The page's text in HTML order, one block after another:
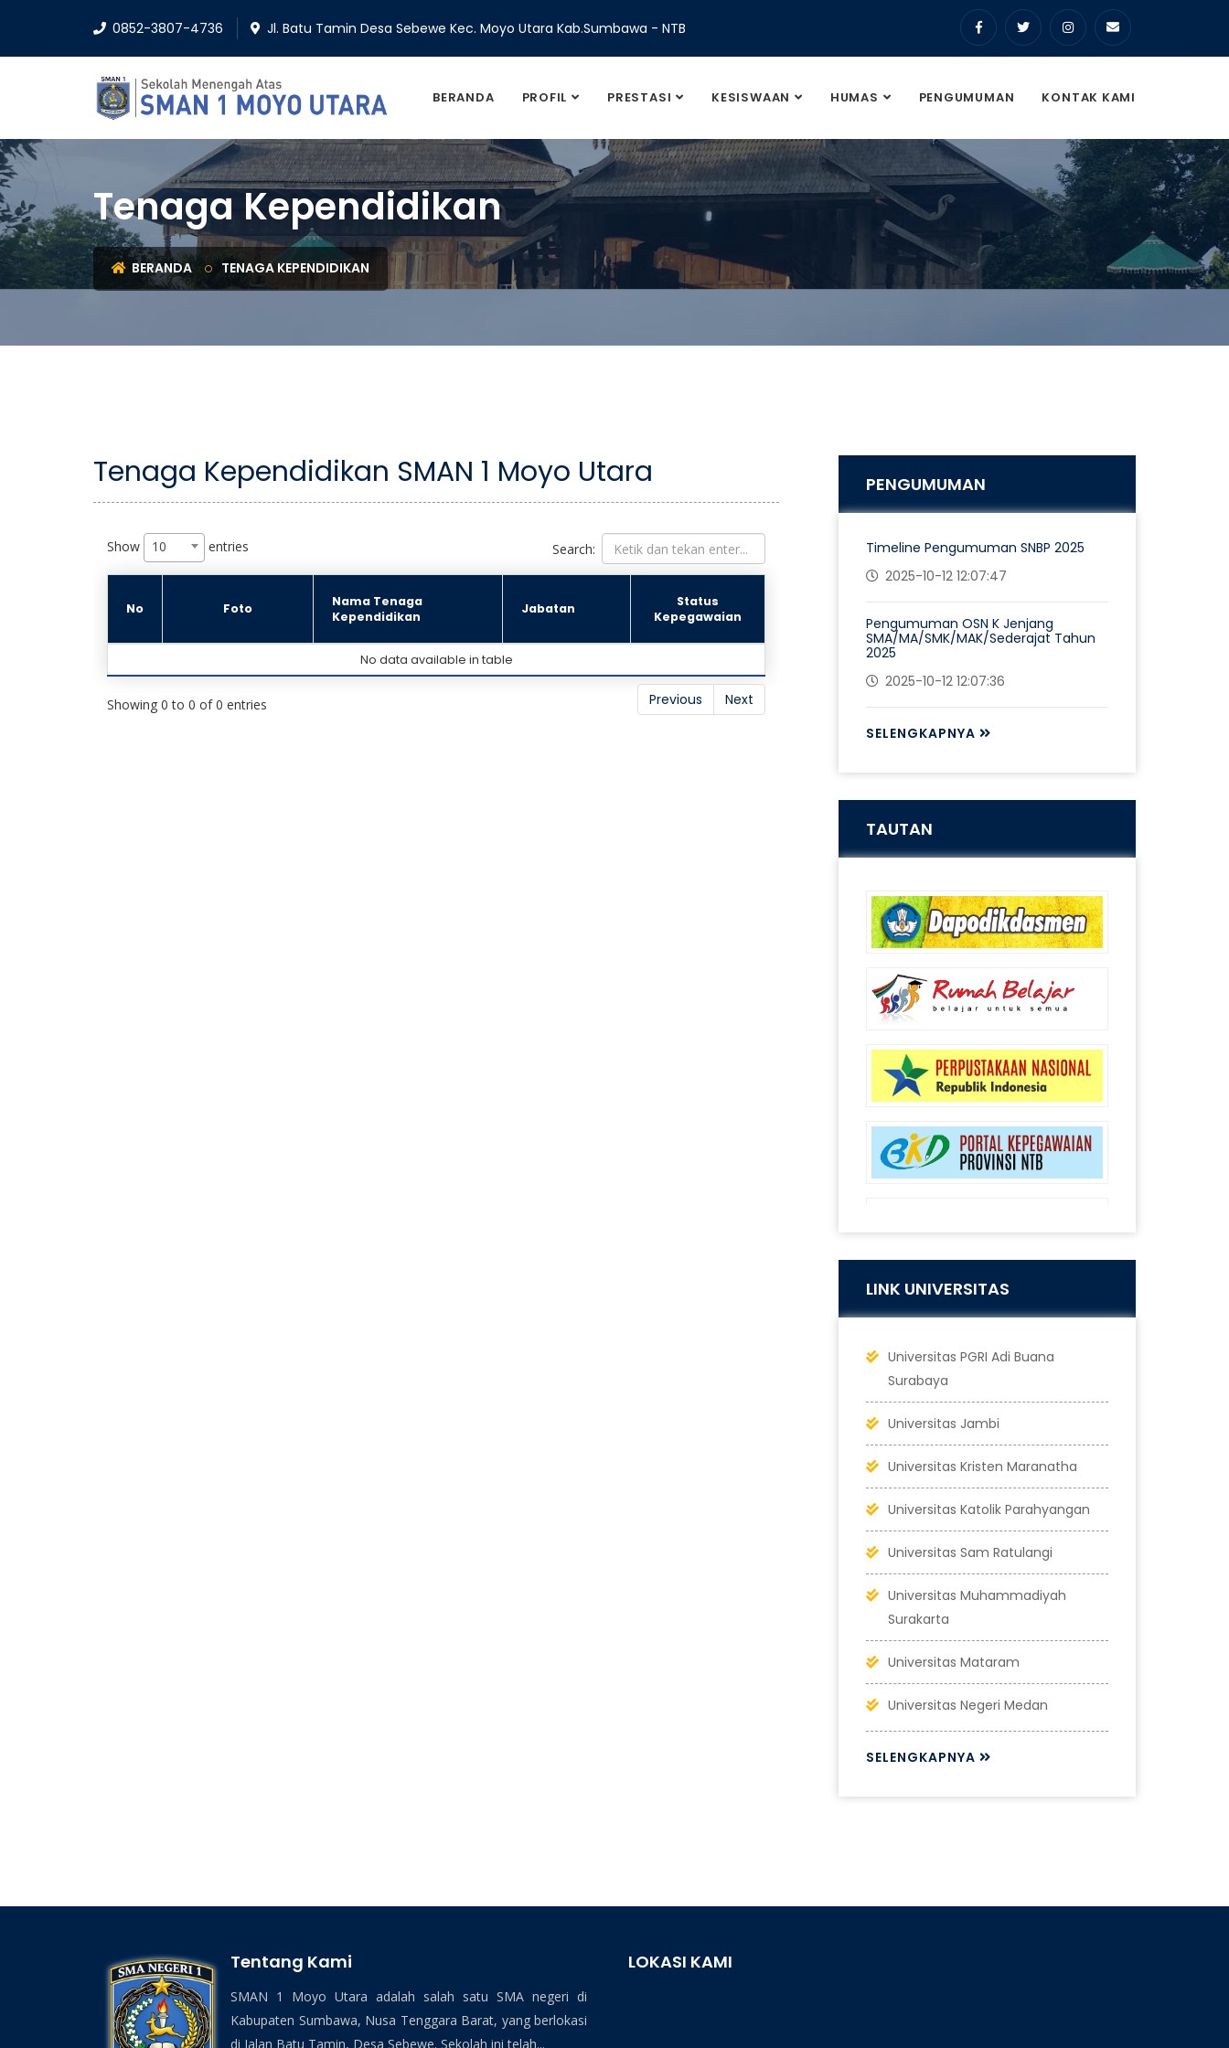
0852-3807-4736 Jl. Batu Tamin Desa Sebewe Kec. Moyo Utara Kab.Sumbawa - NTB
BERANDA PROFIL PRESTASI KESISWAAN HUMAS PENGUMUMAN KONTAK KAMI
Tenaga Kependidikan
BERANDA TENAGA KEPENDIDIKAN
Tenaga Kependidikan SMAN 1 Moyo Utara
Show 10 entries Search:
No Foto
Nama Tenaga
Kependidikan
Jabatan
Status
Kepegawaian
No data available in table
Showing 0 to 0 of 0 entries Previous Next
PENGUMUMAN
Timeline Pengumuman SNBP 2025
2025-10-12 12:07:47
Pengumuman OSN K Jenjang
SMA/MA/SMK/MAK/Sederajat Tahun
2025
2025-10-12 12:07:36
SELENGKAPNYA
TAUTAN
LINK UNIVERSITAS
Universitas PGRI Adi Buana
Surabaya
Universitas Jambi
Universitas Kristen Maranatha
Universitas Katolik Parahyangan
Universitas Sam Ratulangi
Universitas Muhammadiyah
Surakarta
Universitas Mataram
Universitas Negeri Medan
SELENGKAPNYA
Tentang Kami
SMAN 1 Moyo Utara adalah salah satu SMA negeri di
Kabupaten Sumbawa, Nusa Tenggara Barat, yang berlokasi
di Jalan Batu Tamin, Desa Sebewe. Sekolah ini telah...
LOKASI KAMI